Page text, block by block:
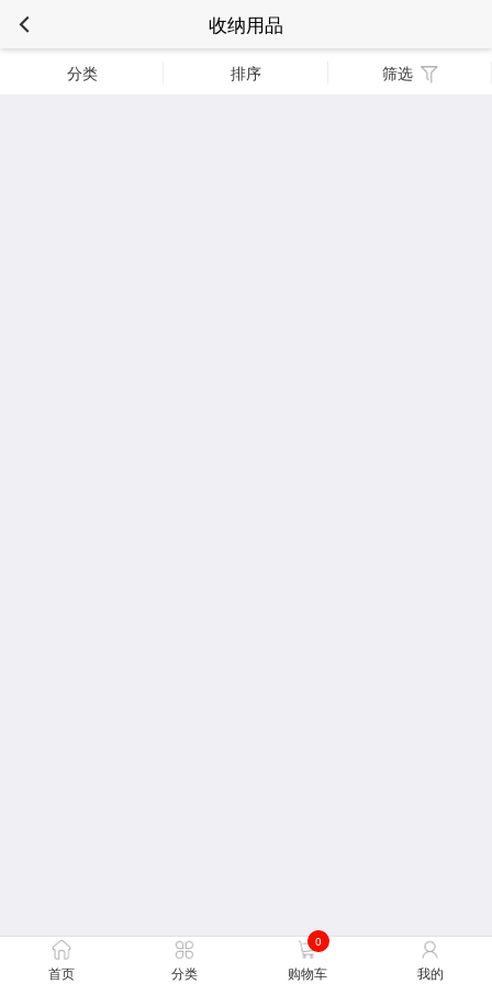
收纳用品
分类 排序 筛选
首页 分类
0
购物车 我的